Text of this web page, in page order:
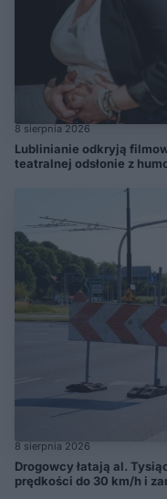
8 sierpnia 2026
Lublinianie odkryją
teatralnej odsłonie z
8 sierpnia 2026
Drogowcy łatają al.
prędkości do 30 km/h i